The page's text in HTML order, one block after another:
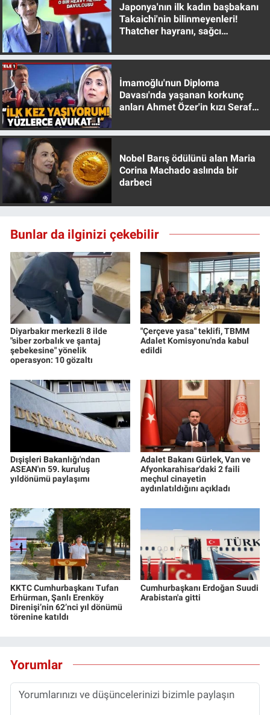
Japonya'nın ilk kadın başbakanı
Takaichi'nin bilinmeyenleri!
Thatcher hayranı, sağcı
İmamoğlu'nun Diploma
Davası'nda yaşanan korkunç
anları Ahmet Özer'in kızı Seraf
Nobel Barış ödülünü alan Maria
Corina Machado aslında bir
darbeci
Bunlar da ilginizi çekebilir
Diyarbakır merkezli 8 ilde
"siber zorbalık ve şantaj
şebekesine" yönelik
operasyon: 10 gözaltı
"Çerçeve yasa" teklifi, TBMM
Adalet Komisyonu'nda kabul
edildi
Dışişleri Bakanlığı'ndan
ASEAN'ın 59. kuruluş
yıldönümü paylaşımı
Adalet Bakanı Gürlek, Van ve
Afyonkarahisar'daki 2 faili
meçhul cinayetin
aydınlatıldığını açıkladı
KKTC Cumhurbaşkanı Tufan
Erhürman, Şanlı Erenköy
Direnişi’nin 62’nci yıl dönümü
törenine katıldı
Cumhurbaşkanı Erdoğan Suudi
Arabistan'a gitti
Yorumlar